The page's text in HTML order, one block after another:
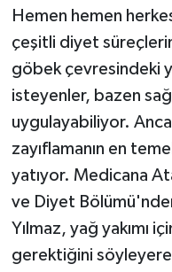
Hemen hemen
çeşitli diyet
göbek çevresindeki
isteyenler, bazen
uygulayabiliyor. Ancak
zayıflamanın en
yatıyor. Medicana
ve Diyet
Yılmaz, yağ yakımı
gerektiğini